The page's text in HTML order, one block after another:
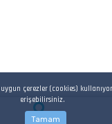
çerezler (cookies)
erişebilirsiniz.
Tamam